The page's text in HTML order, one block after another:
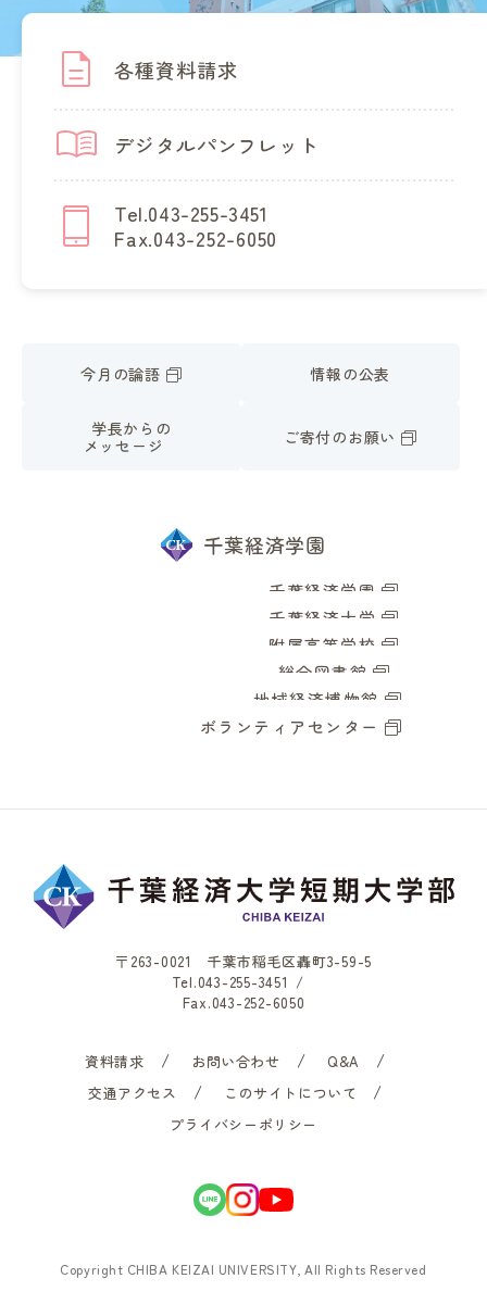
各種資料請求
デジタルパンフレット
Tel.043-255-3451
Fax.043-252-6050
今月の論語 情報の公表
学長からの
メッセージ
ご寄付のお願い
千葉経済学園
千葉経済学園
千葉経済大学
附属高等学校
総合図書館
地域経済博物館
ボランティアセンター
〒263-0021 千葉市稲毛区轟町3-59-5
Tel.043-255-3451 /
Fax.043-252-6050
資料請求 お問い合わせ
Q&A
交通アクセス
このサイトについて
プライバシーポリシー
Copyright CHIBA KEIZAI UNIVERSITY, All Rights Reserved